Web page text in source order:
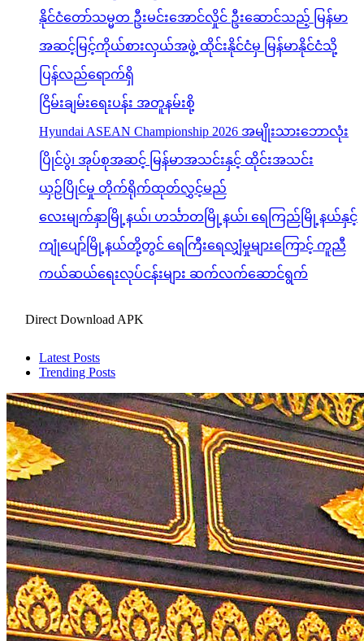
နိုင်ငံတော်သမ္မတ ဦးမင်းအောင်လှိုင် ဦးဆောင်သည့် မြန်မာ
အဆင့်မြင့်ကိုယ်စားလှယ်အဖွဲ့ ထိုင်းနိုင်ငံမှ မြန်မာနိုင်ငံသို့
ပြန်လည်ရောက်ရှိ
ငြိမ်းချမ်းရေးပန်း အတူနမ်းစို့
Hyundai ASEAN Championship 2026 အမျိုးသားဘောလုံး
ပြိုင်ပွဲ၊ အုပ်စုအဆင့် မြန်မာအသင်းနှင့် ထိုင်းအသင်း
ယှဉ်ပြိုင်မှု တိုက်ရိုက်ထုတ်လွှင့်မည်
လေးမျက်နှာမြို့နယ်၊ ဟင်္သာတမြို့နယ်၊ ရေကြည်မြို့နယ်နှင့်
ကျုံပျော်မြို့နယ်တို့တွင် ရေကြီးရေလျှံမှုများကြောင့် ကူညီ
ကယ်ဆယ်ရေးလုပ်ငန်းများ ဆက်လက်ဆောင်ရွက်
Direct Download APK
Latest Posts
Trending Posts